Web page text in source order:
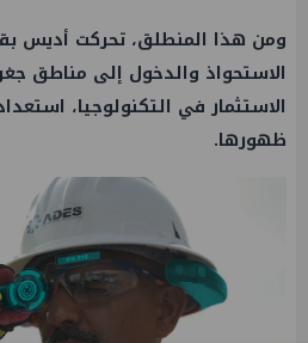
ومن هذا المنطلق، تحركت أديس
الاستحواذ والدخول إلى مناطق
الاستثمار في التكنولوجيا،
ظهورها.